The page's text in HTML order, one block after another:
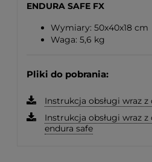
ENDURA SAFE FX
Wymiary: 50x40x18 cm
Waga: 5,6 kg
Pliki do pobrania:
Instrukcja obsługi wraz
Instrukcja obsługi wraz
endura safe